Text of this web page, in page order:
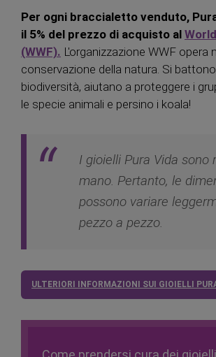
Per ogni braccialetto venduto,
il 5% del prezzo di acquisto al
(WWF). L'organizzazione WWF opera
conservazione della natura. Si
biodiversità, aiutano a proteggere i
le specie animali e persino i koala!
I gioielli Pura Vida sono
mano. Pertanto, le
possono variare
pezzo a pezzo.
ULTERIORI INFORMAZIONI SUI GIOIELLI